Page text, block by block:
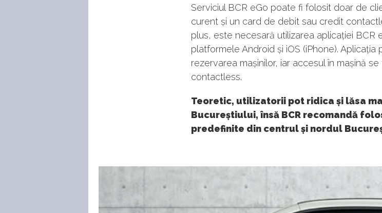
Serviciul BCR eGo poate fi folosit doar de
curent și un card de debit sau credit
plus, este necesară utilizarea aplicației BCR
platformele Android și iOS (iPhone). Aplicația
rezervarea mașinilor, iar accesul în mașină
contactless.
Teoretic, utilizatorii pot ridica și lăsa
Bucureștiului, însă BCR recomandă
predefinite din centrul și nordul